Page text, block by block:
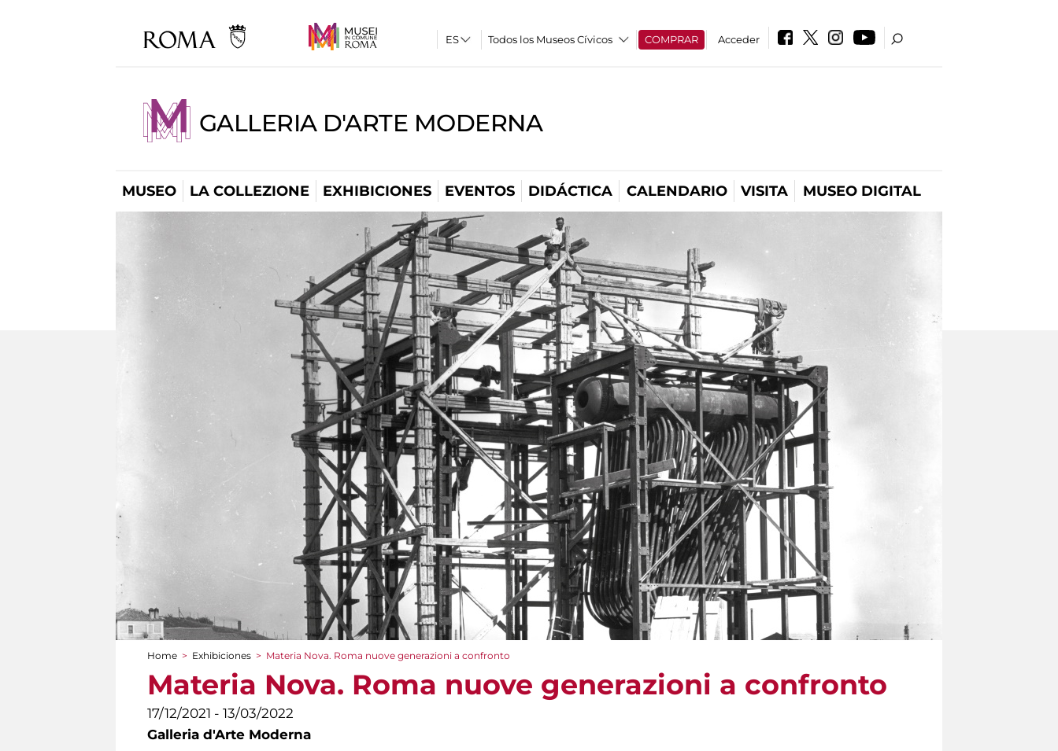
Todos los Museos Cívicos COMPRAR Acceder
GALLERIA D'ARTE MODERNA
MUSEO LA COLLEZIONE EXHIBICIONES EVENTOS DIDÁCTICA CALENDARIO VISITA MUSEO DIGITAL
You are here
Home > Exhibiciones > Materia Nova. Roma nuove generazioni a confronto
Materia Nova. Roma nuove generazioni a confronto
17/12/2021 - 13/03/2022
Galleria d'Arte Moderna